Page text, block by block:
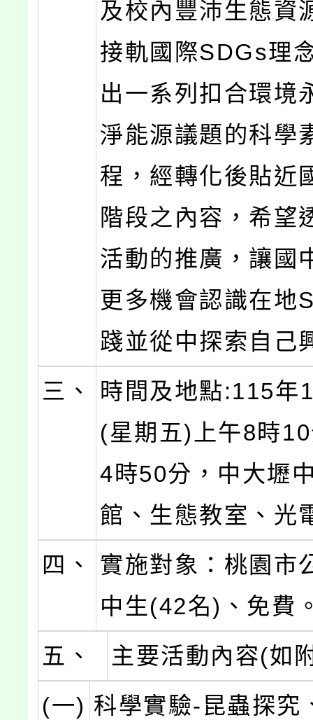
及校內豐沛生態資
接軌國際SDGs理
出一系列扣合環境
淨能源議題的科學
程，經轉化後貼近
階段之內容，希望
活動的推廣，讓國
更多機會認識在地
踐並從中探索自己
三、
時間及地點:115年
(星期五)上午8時
4時50分，中大壢
館、生態教室、光
四、
實施對象：桃園市
中生(42名)、免費
五、
主要活動內容(如
(一) 科學實驗-昆蟲探究